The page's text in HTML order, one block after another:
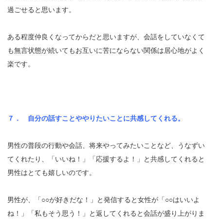
過ごせると思います。
ある程度仲良くなってからだと思いますが、会話をしていなくて
も無言状態が続いてもお互いに苦にならない関係は居心地がよく
楽です。
７． 自分の話すことややりたいことに共感してくれる。
男性の普段の行動や会話、将来やってみたいことなど、うなずい
てくれたり、「いいね！」「応援するよ！」と共感してくれると
男性はとても嬉しいのです。
男性が、「○○が好きだな！」と発信すると女性が「○○はいいよ
ね！」「私もそう思う！」と返してくれると会話が盛り上がりま